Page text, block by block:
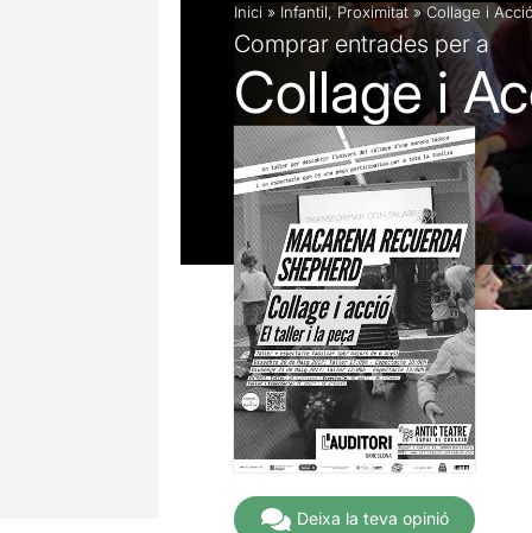
Inici » Infantil, Proximitat »Collage i
Comprar entrades per a
Collage i
Deixa la teva opinió